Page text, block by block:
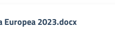
Europea 2023.docx